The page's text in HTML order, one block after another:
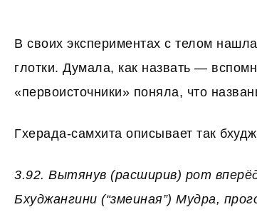
В своих экспериментах с телом
глотки. Думала, как назвать —
«первоисточники» поняла, что
Гхерада-самхита описывает так
3.92. Вытянув (расширив) рот
Бхуджангини (“змеиная”) Мудра,